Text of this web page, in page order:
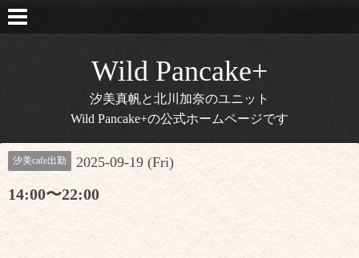
Wild Pancake+
汐美真帆と北川加奈のユニット
Wild Pancake+の公式ホームページです
汐美cafe出勤 2025-09-19 (Fri)
14:00〜22:00